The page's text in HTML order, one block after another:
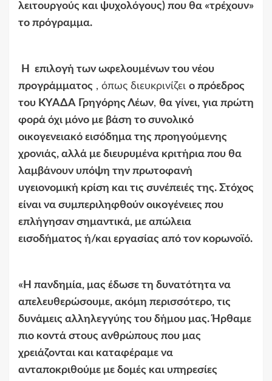
λειτουργούς και ψυχολόγους) που θα «τρέχουν»
το πρόγραμμα.
Η επιλογή των ωφελουμένων του νέου
προγράμματος , όπως διευκρινίζει ο πρόεδρος
του ΚΥΑΔΑ Γρηγόρης Λέων, θα γίνει, για πρώτη
φορά όχι μόνο με βάση το συνολικό
οικογενειακό εισόδημα της προηγούμενης
χρονιάς, αλλά με διευρυμένα κριτήρια που θα
λαμβάνουν υπόψη την πρωτοφανή
υγειονομική κρίση και τις συνέπειές της. Στόχος
είναι να συμπεριληφθούν οικογένειες που
επλήγησαν σημαντικά, με απώλεια
εισοδήματος ή/και εργασίας από τον κορωνοϊό.
«Η πανδημία, μας έδωσε τη δυνατότητα να
απελευθερώσουμε, ακόμη περισσότερο, τις
δυνάμεις αλληλεγγύης του δήμου μας. Ήρθαμε
πιο κοντά στους ανθρώπους που μας
χρειάζονται και καταφέραμε να
ανταποκριθούμε με δομές και υπηρεσίες